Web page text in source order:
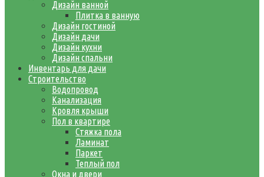
Дизайн ванной
Плитка в ванную
Дизайн гостиной
Дизайн дачи
Дизайн кухни
Дизайн спальни
Инвентарь для дачи
Строительство
Водопровод
Канализация
Кровля крыши
Пол в квартире
Стяжка пола
Ламинат
Паркет
Теплый пол
Окна и двери